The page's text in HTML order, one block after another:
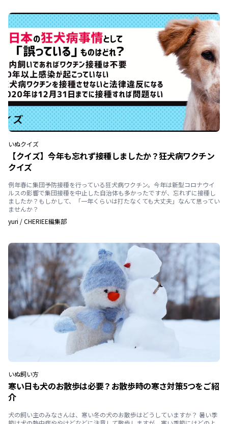
いぬクイズ
【クイズ】今年も忘れず接種しましたか？狂犬病ワクチン
クイズ
例年春に集団予防接種を行っている狂犬病ワクチン。今年は新型コロナウイ
ルスの影響で集団接種を中止した自治体も多かったですが、忘れずに接種し
ましたか？もしかして、「一年くらいは打たなくても大丈夫」なんて思ってい
ませんか？
yuri /CHERIEE編集部
いぬ飼い方
寒い日も犬のお散歩は必要？お散歩時の寒さ対策5つをご紹
介
犬の飼い主のみなさんは、寒い冬の犬のお散歩はどうしていますか？ 暑い季